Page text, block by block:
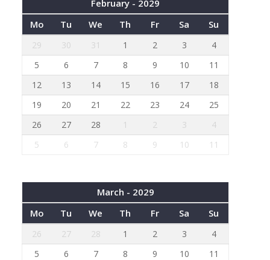
February - 2029
Mo
Tu We Th Fr Sa Su
29 30 31 1 2 3
4
5
6 7 8 9 10
11
12
13 14 15 16 17
18
19
20 21 22 23 24
25
26
27 28 1 2 3
4
5
6 7 8 9 10 11
March - 2029
Mo
Tu We Th Fr Sa Su
26 27 28 1 2 3
4
5
6 7 8 9 10
11